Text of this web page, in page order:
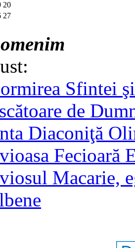
20
27
Sfintei
de
Diaconiţă
Fecioară
Macarie,